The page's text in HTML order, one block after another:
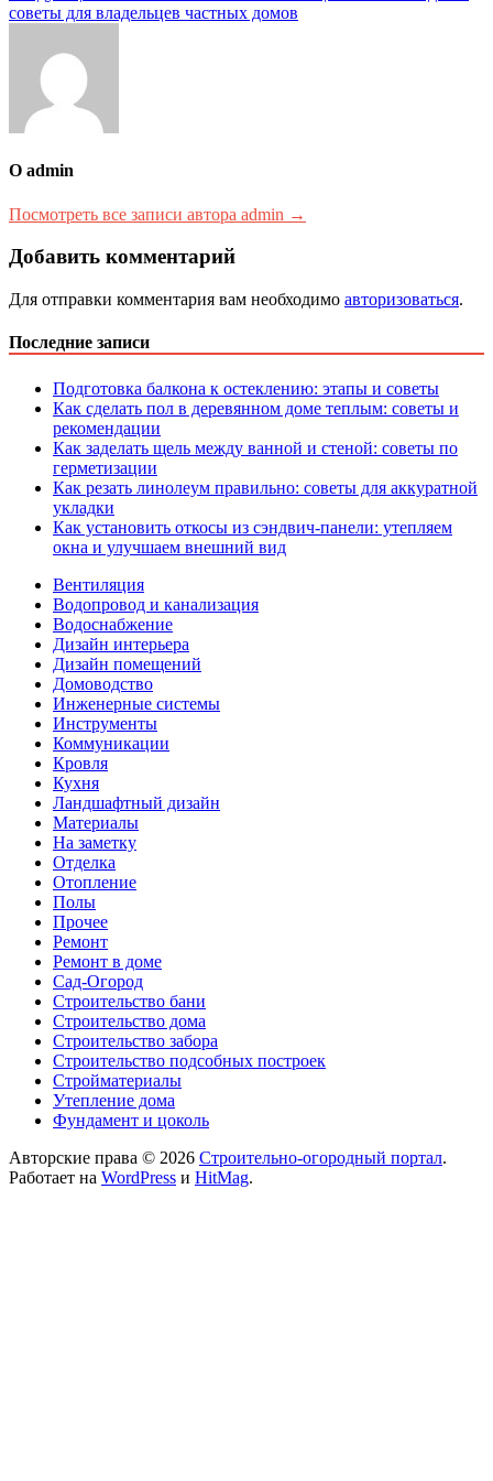
записям
советы для владельцев частных домов
О admin
Посмотреть все записи автора admin →
Добавить комментарий
Для отправки комментария вам необходимо авторизоваться.
Последние записи
Подготовка балкона к остеклению: этапы и советы
Как сделать пол в деревянном доме теплым: советы и
рекомендации
Как заделать щель между ванной и стеной: советы по
герметизации
Как резать линолеум правильно: советы для аккуратной
укладки
Как установить откосы из сэндвич-панели: утепляем
окна и улучшаем внешний вид
Вентиляция
Водопровод и канализация
Водоснабжение
Дизайн интерьера
Дизайн помещений
Домоводство
Инженерные системы
Инструменты
Коммуникации
Кровля
Кухня
Ландшафтный дизайн
Материалы
На заметку
Отделка
Отопление
Полы
Прочее
Ремонт
Ремонт в доме
Сад-Огород
Строительство бани
Строительство дома
Строительство забора
Строительство подсобных построек
Стройматериалы
Утепление дома
Фундамент и цоколь
Авторские права © 2026 Строительно-огородный портал.
Работает на WordPress и HitMag.